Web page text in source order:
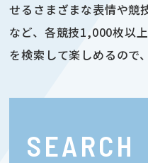
せるさまざまな表情や競
など、各競技1,000枚以
を検索して楽しめるので
SEARCH